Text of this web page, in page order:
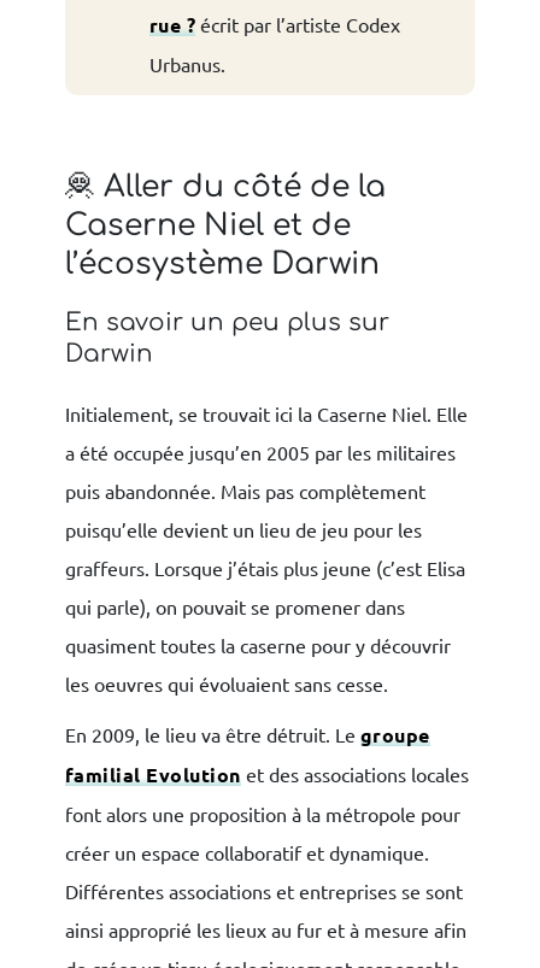
rue ? écrit par l’artiste Codex
Urbanus.
🦧 Aller du côté de la
Caserne Niel et de
l’écosystème Darwin
En savoir un peu plus sur
Darwin
Initialement, se trouvait ici la Caserne Niel. Elle
a été occupée jusqu’en 2005 par les militaires
puis abandonnée. Mais pas complètement
puisqu’elle devient un lieu de jeu pour les
graffeurs. Lorsque j’étais plus jeune (c’est Elisa
qui parle), on pouvait se promener dans
quasiment toutes la caserne pour y découvrir
les oeuvres qui évoluaient sans cesse.
En 2009, le lieu va être détruit. Le groupe
familial Evolution et des associations locales
font alors une proposition à la métropole pour
créer un espace collaboratif et dynamique.
Différentes associations et entreprises se sont
ainsi approprié les lieux au fur et à mesure afin